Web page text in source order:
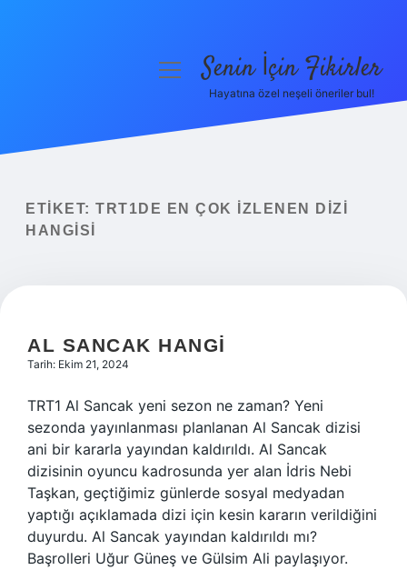
Yasal Uyarı
menüyüSenin İçin Fikirler
Hayatına özel neşeli öneriler bul!
ETIKET: TRT1DE EN ÇOK IZLENEN DIZI
HANGISI
AL SANCAK HANGI
Tarih: Ekim 21, 2024
TRT1 Al Sancak yeni sezon ne zaman? Yeni
sezonda yayınlanması planlanan Al Sancak dizisi
ani bir kararla yayından kaldırıldı. Al Sancak
dizisinin oyuncu kadrosunda yer alan İdris Nebi
Taşkan, geçtiğimiz günlerde sosyal medyadan
yaptığı açıklamada dizi için kesin kararın verildiğini
duyurdu. Al Sancak yayından kaldırıldı mı?
Başrolleri Uğur Güneş ve Gülsim Ali paylaşıyor.